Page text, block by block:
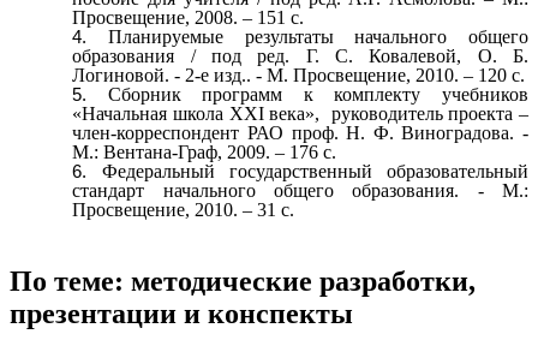
Просвещение, 2008. – 151 с.
Планируемые результаты начального общего
образования / под ред. Г. С. Ковалевой, О. Б.
Логиновой. - 2-е изд.. - М. Просвещение, 2010. – 120 с.
Сборник программ к комплекту учебников
«Начальная школа XXI века», руководитель проекта –
член-корреспондент РАО проф. Н. Ф. Виноградова. -
М.: Вентана-Граф, 2009. – 176 с.
Федеральный государственный образовательный
стандарт начального общего образования. - М.:
Просвещение, 2010. – 31 с.
По теме: методические разработки,
презентации и конспекты